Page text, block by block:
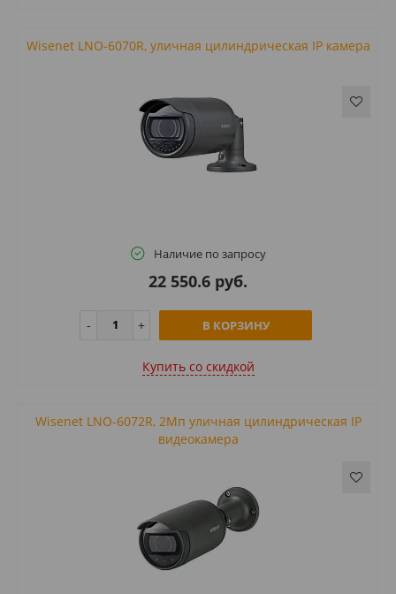
Wisenet LNO-6070R, уличная цилиндрическая IP камера
Наличие по запросу
22 550.6 руб.
В КОРЗИНУ
Купить cо скидкой
Wisenet LNO-6072R, 2Мп уличная цилиндрическая IP
видеокамера